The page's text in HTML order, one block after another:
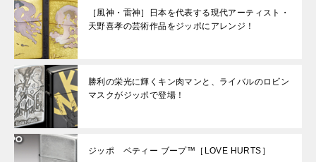
［風神・雷神］日本を代表する現代アーティスト・
天野喜孝の芸術作品をジッポにアレンジ！
勝利の栄光に輝くキン肉マンと、ライバルのロビン
マスクがジッポで登場！
ジッポ ベティー ブープ™［LOVE HURTS］